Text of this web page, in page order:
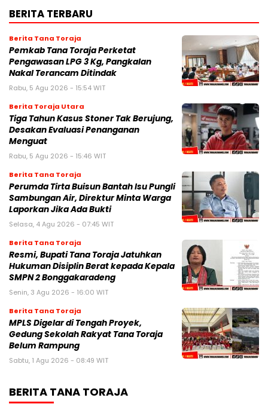
BERITA TERBARU
Berita Tana Toraja
Pemkab Tana Toraja Perketat
Pengawasan LPG 3 Kg, Pangkalan
Nakal Terancam Ditindak
Rabu, 5 Agu 2026 - 15:54 WIT
Berita Toraja Utara
Tiga Tahun Kasus Stoner Tak Berujung,
Desakan Evaluasi Penanganan
Menguat
Rabu, 5 Agu 2026 - 15:46 WIT
Berita Tana Toraja
Perumda Tirta Buisun Bantah Isu Pungli
Sambungan Air, Direktur Minta Warga
Laporkan Jika Ada Bukti
Selasa, 4 Agu 2026 - 07:45 WIT
Berita Tana Toraja
Resmi, Bupati Tana Toraja Jatuhkan
Hukuman Disiplin Berat kepada Kepala
SMPN 2 Bonggakaradeng
Senin, 3 Agu 2026 - 16:00 WIT
Berita Tana Toraja
MPLS Digelar di Tengah Proyek,
Gedung Sekolah Rakyat Tana Toraja
Belum Rampung
Sabtu, 1 Agu 2026 - 08:49 WIT
BERITA TANA TORAJA